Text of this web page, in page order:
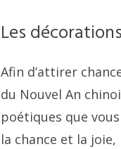
Les
Afin d’attirer
du Nouvel An
poétiques que
la chance et la